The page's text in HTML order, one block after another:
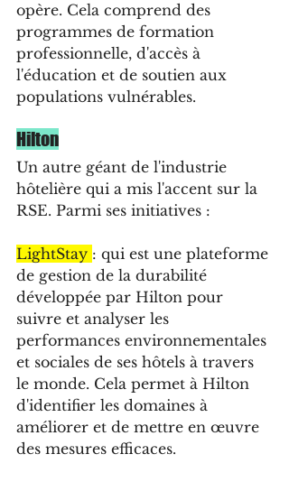
opère. Cela comprend des
programmes de formation
professionnelle, d'accès à
l'éducation et de soutien aux
populations vulnérables.
Hilton
Un autre géant de l'industrie
hôtelière qui a mis l'accent sur la
RSE. Parmi ses initiatives :
LightStay : qui est une plateforme
de gestion de la durabilité
développée par Hilton pour
suivre et analyser les
performances environnementales
et sociales de ses hôtels à travers
le monde. Cela permet à Hilton
d'identifier les domaines à
améliorer et de mettre en œuvre
des mesures efficaces.